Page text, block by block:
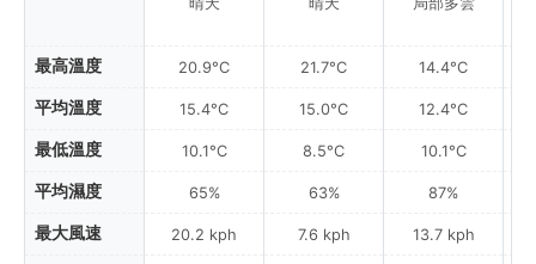
最高溫度
平均溫度
最低溫度
平均濕度
最大風速
20.9°C
15.4°C
10.1°C
65%
20.2 kph
21.7°C
15.0°C
8.5°C
63%
7.6 kph
14.4°C
12.4°C
10.1°C
87%
13.7 kph